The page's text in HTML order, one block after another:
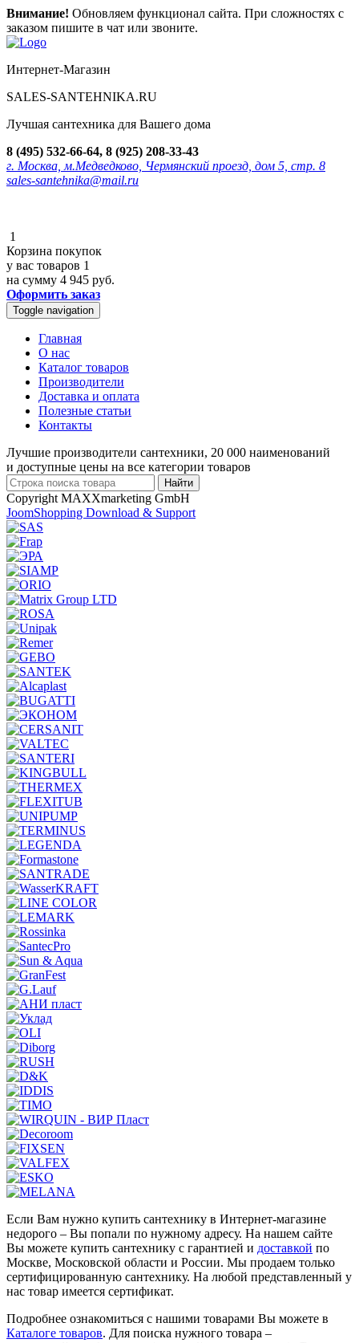
Внимание! Обновляем функционал сайта. При сложностях с
заказом пишите в чат или звоните.
Интернет-Магазин
SALES-SANTEHNIKA.RU
Лучшая сантехника для Вашего дома
8 (495) 532-66-64, 8 (925) 208-33-43
г. Москва, м.Медведково, Чермянский проезд, дом 5, стр. 8
sales-santehnika@mail.ru
1
Корзина покупок
у вас товаров 1
на сумму 4 945 руб.
Оформить заказ
Toggle navigation
Главная
О нас
Каталог товаров
Производители
Доставка и оплата
Полезные статьи
Контакты
Лучшие производители сантехники, 20 000 наименований
и доступные цены на все категории товаров
Copyright MAXXmarketing GmbH
JoomShopping Download & Support
Если Вам нужно купить сантехнику в Интернет-магазине
недорого – Вы попали по нужному адресу. На нашем сайте
Вы можете купить сантехнику с гарантией и доставкой по
Москве, Московской области и России. Мы продаем только
сертифицированную сантехнику. На любой представленный у
нас товар имеется сертификат.
Подробнее ознакомиться с нашими товарами Вы можете в
Каталоге товаров. Для поиска нужного товара –